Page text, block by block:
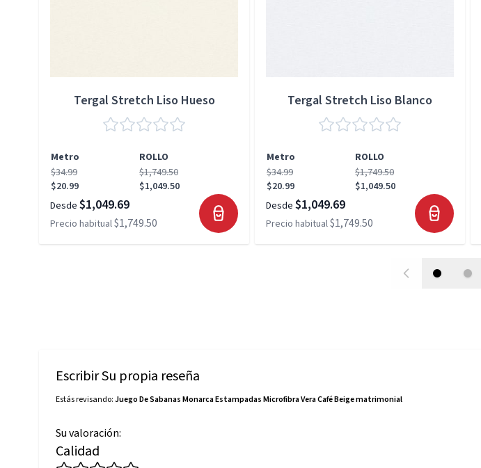
Tergal Stretch Liso Hueso
Metro
ROLLO
$34.99
$20.99
$1,749.50
$1,049.50
Desde $1,049.69
Precio habitual$1,749.50
Tergal Stretch Liso Blanco
Metro
ROLLO
$34.99
$20.99
$1,749.50
$1,049.50
Desde $1,049.69
Precio habitual$1,749.50
Escribir Su propia reseña
Estás revisando:Juego De Sabanas Monarca Estampadas Microfibra Vera Café Beige matrimonial
Su valoración:
Calidad